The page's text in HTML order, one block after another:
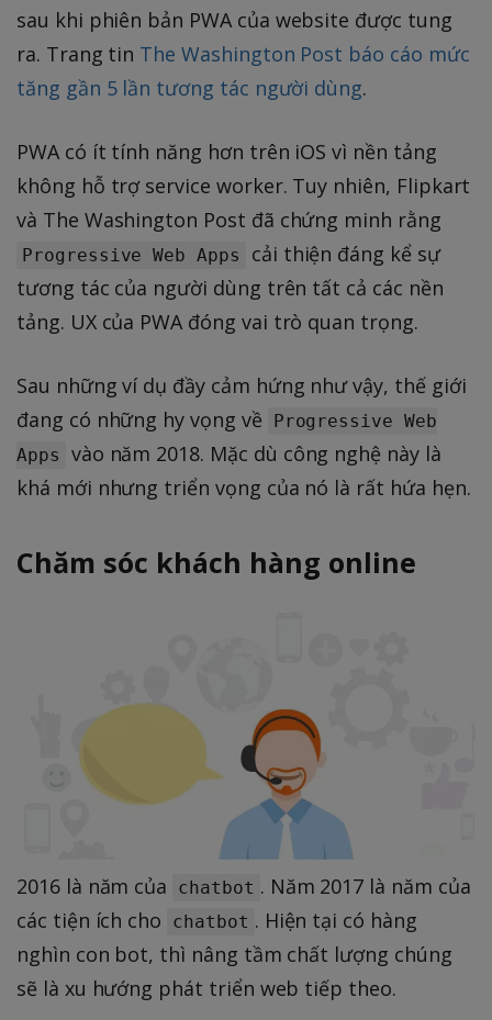
sau khi phiên bản PWA của website được tung
ra. Trang tin The Washington Post báo cáo mức
tăng gần 5 lần tương tác người dùng.
PWA có ít tính năng hơn trên iOS vì nền tảng
không hỗ trợ service worker. Tuy nhiên, Flipkart
và The Washington Post đã chứng minh rằng
Progressive Web Apps
cải thiện đáng kể sự
tương tác của người dùng trên tất cả các nền
tảng. UX của PWA đóng vai trò quan trọng.
Sau những ví dụ đầy cảm hứng như vậy, thế giới
đang có những hy vọng về
Progressive Web
Apps
vào năm 2018. Mặc dù công nghệ này là
khá mới nhưng triển vọng của nó là rất hứa hẹn.
Chăm sóc khách hàng online
2016 là năm của chatbot . Năm 2017 là năm của
các tiện ích cho
chatbot . Hiện tại có hàng
nghìn con bot, thì nâng tầm chất lượng chúng
sẽ là xu hướng phát triển web tiếp theo.